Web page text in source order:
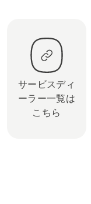
サービスディ
ーラー一覧は
こちら